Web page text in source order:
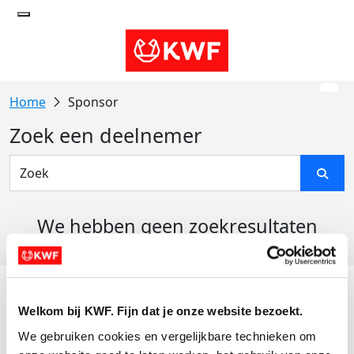
Welkom bij KWF. Fijn dat je onze website bezoekt.
We gebruiken cookies en vergelijkbare technieken om
Sponsor
Zoek een deelnemer
We hebben geen zoekresultaten
Actiematerialen
Evenementen